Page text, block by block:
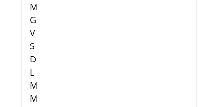
M
G
V
S
D
L
M
M